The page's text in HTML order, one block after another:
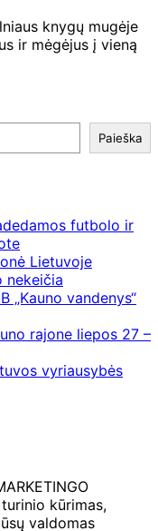
knygų mugėje
ir mėgėjus į vieną
Paieška
futbolo ir
Lietuvoje
nekeičia
„Kauno vandenys“
rajone liepos 27 –
vyriausybės
turinio kūrimas,
valdomas